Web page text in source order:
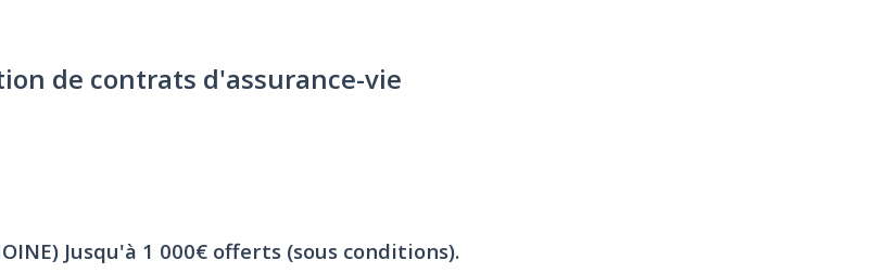
de contrats d'assurance-vie
Jusqu'à 1 000€ offerts (sous conditions).